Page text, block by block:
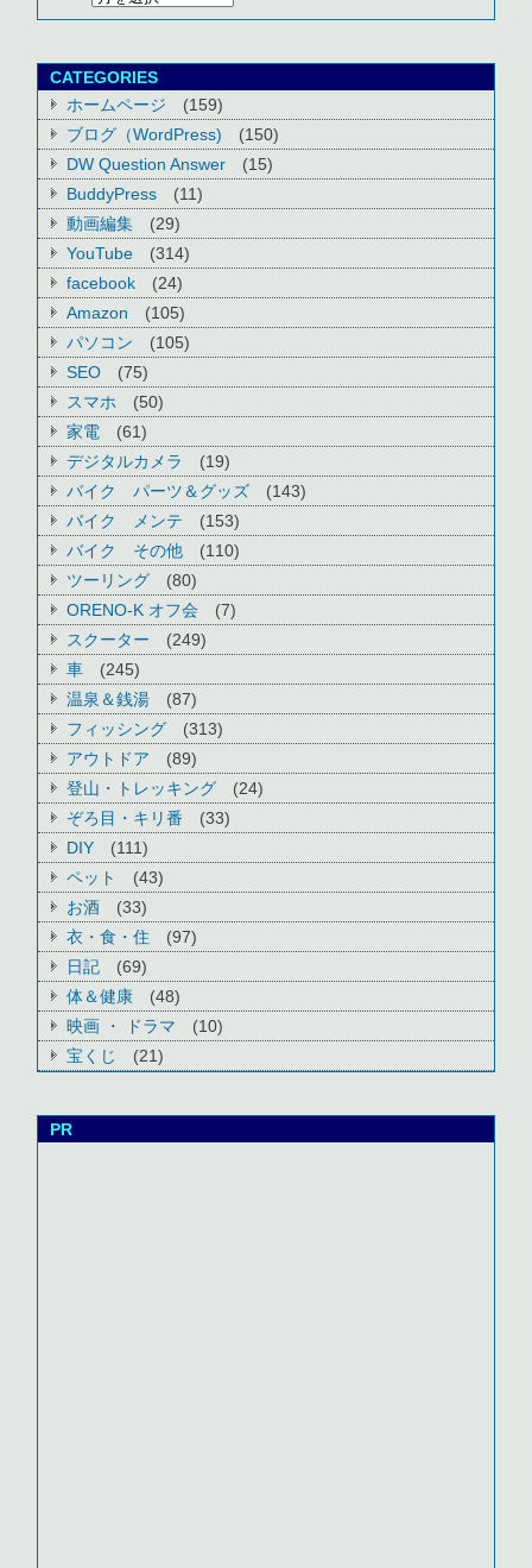
CATEGORIES
ホームページ
(159)
ブログ（WordPress)
(150)
DW Question Answer
(15)
BuddyPress
(11)
動画編集
(29)
YouTube
(314)
facebook
(24)
Amazon
(105)
パソコン
(105)
SEO
(75)
スマホ
(50)
家電
(61)
デジタルカメラ
(19)
バイク パーツ＆グッズ
(143)
バイク メンテ
(153)
バイク その他
(110)
ツーリング
(80)
ORENO-K オフ会
(7)
スクーター
(249)
車
(245)
温泉＆銭湯
(87)
フィッシング
(313)
アウトドア
(89)
登山・トレッキング
(24)
ぞろ目・キリ番
(33)
DIY
(111)
ペット
(43)
お酒
(33)
衣・食・住
(97)
日記
(69)
体＆健康
(48)
映画 ・ ドラマ
(10)
宝くじ
(21)
PR